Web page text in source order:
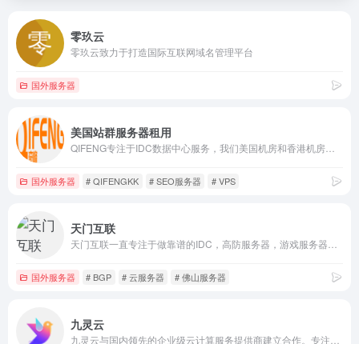
零玖云
零玖云致力于打造国际互联网域名管理平台
国外服务器
美国站群服务器租用
国外服务器 # QIFENGKK # SEO服务器 # VPS
天门互联
国外服务器 # BGP # 云服务器 # 佛山服务器
九灵云